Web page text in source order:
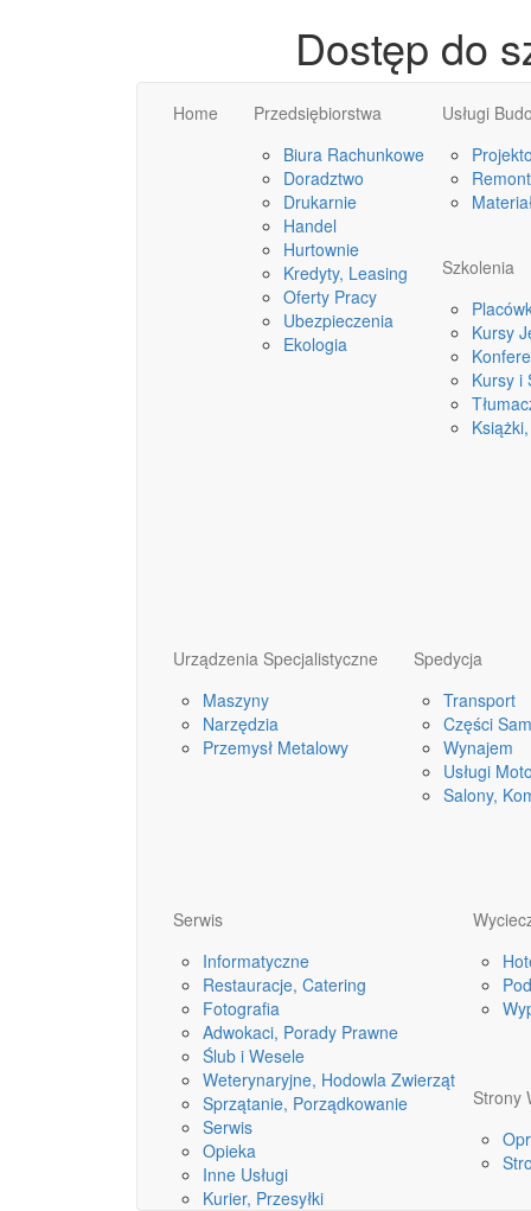
Dostęp do
Home
Przedsiębiorstwa
Biura Rachunkowe
Doradztwo
Drukarnie
Handel
Hurtownie
Kredyty, Leasing
Oferty Pracy
Ubezpieczenia
Ekologia
Usługi
Szkolenia
Kursy
Kursy i
Urządzenia Specjalistyczne
Maszyny
Narzędzia
Przemysł Metalowy
Spedycja
Transport
Części
Wynajem
Usługi
Salony,
Serwis
Informatyczne
Restauracje, Catering
Fotografia
Adwokaci, Porady Prawne
Ślub i Wesele
Weterynaryjne, Hodowla Zwierząt
Sprzątanie, Porządkowanie
Serwis
Opieka
Inne Usługi
Kurier, Przesyłki
Strony